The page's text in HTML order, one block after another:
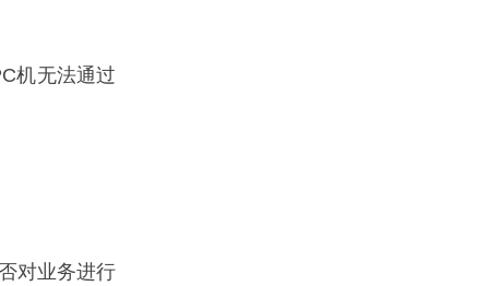
机无法通过
对业务进行